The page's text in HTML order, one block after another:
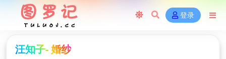
登录
汪知子- 婚纱